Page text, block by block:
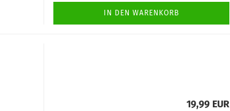
IN DEN WARENKORB
19,99 EUR